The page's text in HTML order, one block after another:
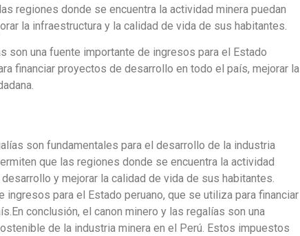
regiones donde se encuentra la actividad minera puedan
la infraestructura y la calidad de vida de sus habitantes.
son una fuente importante de ingresos para el Estado
financiar proyectos de desarrollo en todo el país, mejorar la
son fundamentales para el desarrollo de la industria
que las regiones donde se encuentra la actividad
y mejorar la calidad de vida de sus habitantes.
ingresos para el Estado peruano, que se utiliza para financiar
conclusión, el canon minero y las regalías son una
de la industria minera en el Perú. Estos impuestos